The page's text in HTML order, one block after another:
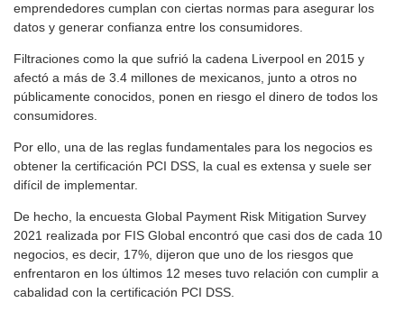
emprendedores cumplan con ciertas normas para asegurar los
datos y generar confianza entre los consumidores.
Filtraciones como la que sufrió la cadena Liverpool en 2015 y
afectó a más de 3.4 millones de mexicanos, junto a otros no
públicamente conocidos, ponen en riesgo el dinero de todos los
consumidores.
Por ello, una de las reglas fundamentales para los negocios es
obtener la certificación PCI DSS, la cual es extensa y suele ser
difícil de implementar.
De hecho, la encuesta Global Payment Risk Mitigation Survey
2021 realizada por FIS Global encontró que casi dos de cada 10
negocios, es decir, 17%, dijeron que uno de los riesgos que
enfrentaron en los últimos 12 meses tuvo relación con cumplir a
cabalidad con la certificación PCI DSS.